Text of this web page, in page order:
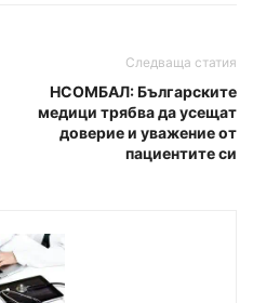
Следваща статия
НСОМБАЛ: Българските
медици трябва да усещат
доверие и уважение от
пациентите си